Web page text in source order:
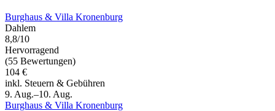
Burghaus & Villa Kronenburg
Dahlem
8,8/10
Hervorragend
(55 Bewertungen)
104 €
inkl. Steuern & Gebühren
9. Aug.–10. Aug.
Burghaus & Villa Kronenburg